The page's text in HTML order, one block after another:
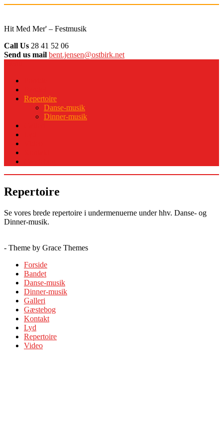
Skip
content
Hit Med Mer' – Festmusik
Call Us 28 41 52 06
Send us mail bent.jensen@ostbirk.net
Repertoire
Danse-musik
Dinner-musik
Repertoire
Se vores brede repertoire i undermenuerne under hhv. Danse- og
Dinner-musik.
- Theme by Grace Themes
Forside
Bandet
Danse-musik
Dinner-musik
Galleri
Gæstebog
Kontakt
Lyd
Repertoire
Video